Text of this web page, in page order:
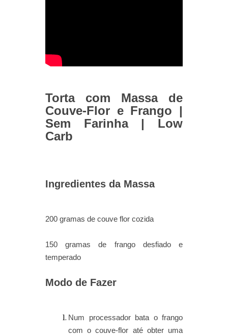
Torta com Massa de
Couve-Flor e Frango |
Sem Farinha | Low
Carb
Ingredientes da Massa
200 gramas de couve flor cozida
150 gramas de frango desfiado e
temperado
Modo de Fazer
Num processador bata o frango
com o couve-flor até obter uma